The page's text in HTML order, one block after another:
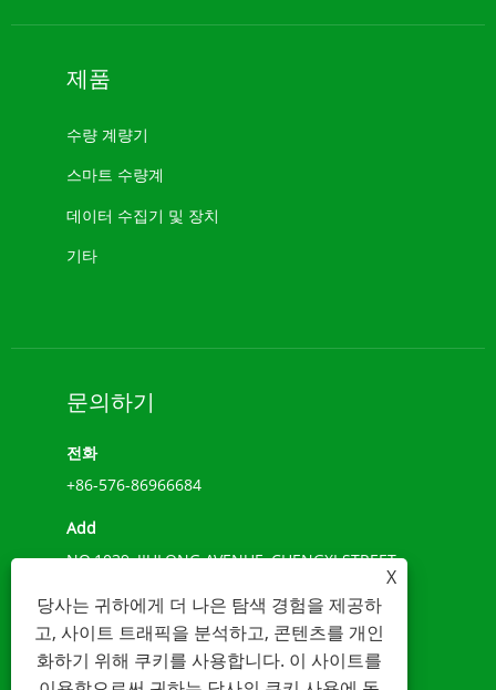
제품
수량 계량기
스마트 수량계
데이터 수집기 ​​및 장치
기타
문의하기
전화
+86-576-86966684
Add
NO.1039, JIULONG AVENUE, CHENGXI STREET,
이메일
sales@younio.com
X
당사는 귀하에게 더 나은 탐색 경험을 제공하
고, 사이트 트래픽을 분석하고, 콘텐츠를 개인
화하기 위해 쿠키를 사용합니다. 이 사이트를